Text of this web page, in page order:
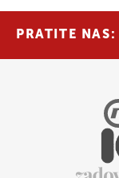
PRATITE NAS: